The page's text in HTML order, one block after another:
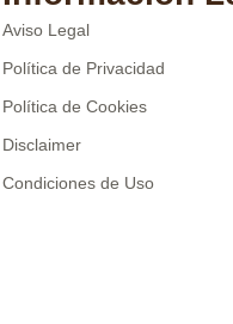
Aviso Legal
Política de Privacidad
Política de Cookies
Disclaimer
Condiciones de Uso